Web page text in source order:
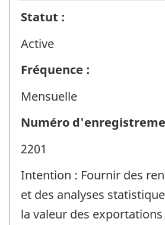
Statut :
Active
Fréquence :
Mensuelle
Numéro
2201
Intention : Fournir des
et des analyses
la valeur des exportations